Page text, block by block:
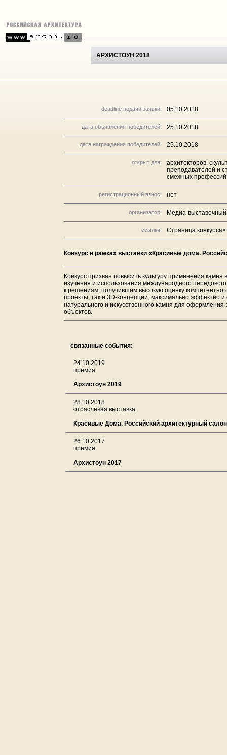
АРХИСТОУН 2018
deadline подачи заявки: 05.10.2018
дата объявления победителей: 25.10.2018
дата награждения победителей: 25.10.2018
открыт для:
архитекторов,
преподавателей и
смежных профессий
регистрационный взнос: нет
организатор: Медиа-
ссылки: Страница
Конкурс в рамках выставки «Красивые дома.
Конкурс призван повысить культуру применения
изучения и использования международного
к решениям, получившим высокую оценку
проекты, так и 3D-концепции, максимально эффектно
натурального и искусственного камня для
объектов.
связанные события:
24.10.2019
премия
Архистоун 2019
28.10.2018
отраслевая выставка
Красивые Дома. Российский архитектурный
26.10.2017
премия
Архистоун 2017